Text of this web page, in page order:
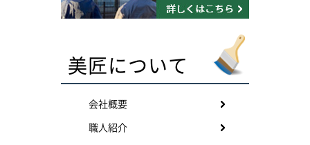
美匠について
会社概要
職人紹介